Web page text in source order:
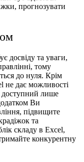
прогнозувати
досвіду та уваги,
тому
до нуля. Крім
не дає можливості
доступний лише
Ви
підвищите
та
складу в Excel,
конкурентну